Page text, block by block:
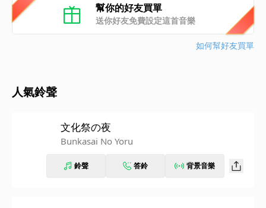
幫你的好友買單
送你好友免費設定這首音樂
如何幫好友買單
人氣鈴聲
文化祭の夜
Bunkasai No Yoru
鈴聲 答鈴 背景音樂